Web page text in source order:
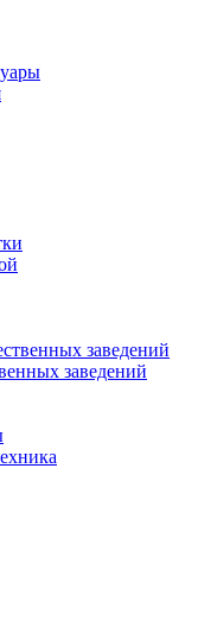
заведений
заведений